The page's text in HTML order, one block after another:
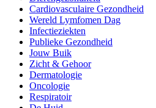
Cardiovasculaire Gezondheid
Wereld Lymfomen Dag
Infectieziekten
Publieke Gezondheid
Jouw Buik
Zicht & Gehoor
Dermatologie
Oncologie
Respiratoir